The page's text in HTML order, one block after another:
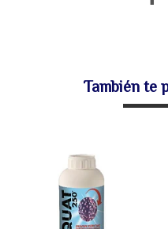
También te